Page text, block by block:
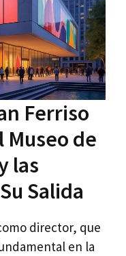
Ferriso
de
las
Salida
director, que
en la